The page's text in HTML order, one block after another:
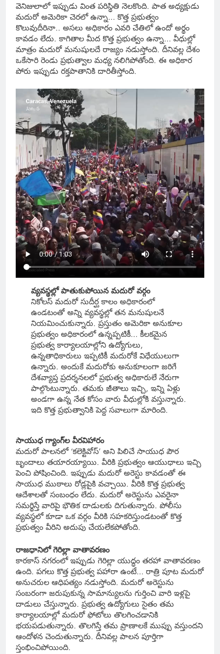
వెనిజులాలో ఇప్పుడు వింత పరిస్థితి నెలకొంది. పాత అధ్యక్షుడు
మదురో అమెరికా చెరలో ఉన్నా… కొత్త ప్రభుత్వం
కొలువుదీరినా.. అసలు అధికారం ఎవరి చేతిలో ఉందో అర్థం
కావడం లేదు. కాగితాల మీద కొత్త ప్రభుత్వం ఉన్నా… వీధుల్లో
మాత్రం మదురో మనుషులదే రాజ్యం నడుస్తోంది. దీనివల్ల దేశం
ఒకేసారి రెండు ప్రభుత్వాల మధ్య నలిగిపోతోంది. ఈ అధికార
పోరు ఇప్పుడు రక్తపాతానికి దారితీస్తోంది.
వ్యవస్థల్లో పాతుకుపోయిన మదురో వర్గం
నికోలస్ మదురో సుదీర్ఘ కాలం అధికారంలో
ఉండటంతో అన్ని వ్యవస్థల్లో తన మనుషులనే
నియమించుకున్నారు. ప్రస్తుతం అమెరికా అనుకూల
ప్రభుత్వం అధికారంలో ఉన్నప్పటికీ… కీలకమైన
ప్రభుత్వ కార్యాలయాల్లోని ఉద్యోగులు,
ఉన్నతాధికారులు ఇప్పటికీ మదురోకే విధేయులుగా
ఉన్నారు. అందుకే మదురోకు అనుకూలంగా జరిగే
దేశవ్యాప్త ప్రదర్శనలలో ప్రభుత్వ అధికారులే నేరుగా
పాల్గొంటున్నారు. తమకు జీతాలు ఇచ్చి, ఇన్ని ఏళ్లు
అండగా ఉన్న నేత కోసం వారు వీధుల్లోకి వస్తున్నారు.
ఇది కొత్త ప్రభుత్వానికి పెద్ద సవాలుగా మారింది.
సాయుధ గ్యాంగ్‌ల వీరవిహారం
మదురో పాలనలో ‘కలెక్టివోస్’ అని పిలిచే సాయుధ పౌర
బృందాలు తయారయ్యాయి. వీరికి ప్రభుత్వం ఆయుధాలు ఇచ్చి
పెంచి పోషించింది. ఇప్పుడు మదురో అరెస్టు కావడంతో ఈ
సాయుధ ముఠాలు రోడ్లపైకి వచ్చాయి. వీరికి కొత్త ప్రభుత్వ
ఆదేశాలతో సంబంధం లేదు. మదురో అరెస్టును ఎవరైనా
సమర్థిస్తే వారిపై భౌతిక దాడులకు దిగుతున్నారు. పోలీసు
వ్యవస్థలో కూడా ఒక వర్గం వీరికి సహకరిస్తుండటంతో కొత్త
ప్రభుత్వం వీరిని అదుపు చేయలేకపోతోంది.
రాజధానిలో గెరిల్లా వాతావరణం
కారకాస్ నగరంలో ఇప్పుడు గెరిల్లా యుద్ధం తరహా వాతావరణం
ఉంది. పగలు కొత్త ప్రభుత్వ పహారా ఉంటే… రాత్రి పూట మదురో
అనుచరుల ఆధిపత్యం నడుస్తోంది. మదురో అరెస్టును
సంబరంగా జరుపుకున్న సామాన్యులను గుర్తించి వారి ఇళ్లపై
దాడులు చేస్తున్నారు. ప్రభుత్వ ఉద్యోగులు సైతం తమ
కార్యాలయాల్లో మదురో ఫోటోలు తొలగించడానికి
భయపడుతున్నారు. తొలగిస్తే తమ ప్రాణాలకే ముప్పు వస్తుందని
ఆందోళన చెందుతున్నారు. దీనివల్ల పాలన పూర్తిగా
స్తంభించిపోయింది.